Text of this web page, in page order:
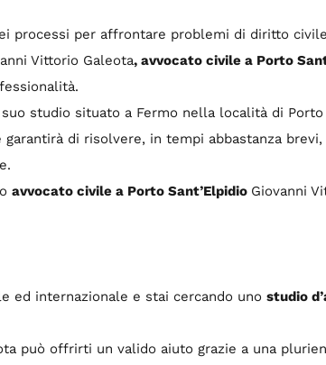
processi per affrontare problemi di diritto
Vittorio Galeota, avvocato civile a Porto
suo studio situato a Fermo nella località di
di risolvere, in tempi abbastanza
avvocato civile a Porto Sant’Elpidio Giovanni
ed internazionale e stai cercando uno studio
può offrirti un valido aiuto grazie a una